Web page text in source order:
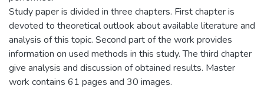
Study paper is divided in three chapters. First chapter is
devoted to theoretical outlook about available literature and
analysis of this topic. Second part of the work provides
information on used methods in this study. The third chapter
give analysis and discussion of obtained results. Master
work contains 61 pages and 30 images.